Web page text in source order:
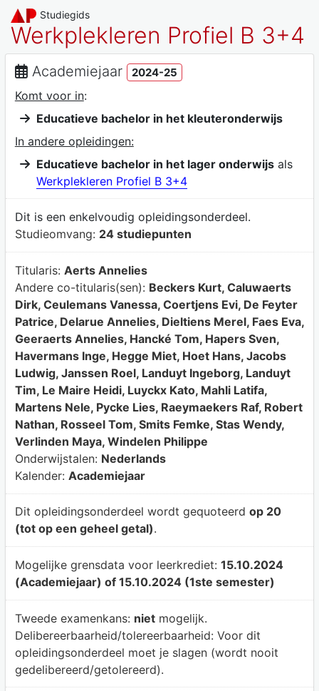
Studiegids
Werkplekleren Profiel B 3+4
Academiejaar 2024-25
Komt voor in:
Educatieve bachelor in het kleuteronderwijs
In andere opleidingen:
Educatieve bachelor in het lager onderwijsals
Werkplekleren Profiel B 3+4
Dit is een enkelvoudig opleidingsonderdeel.
Studieomvang: 24 studiepunten
Titularis: Aerts Annelies
Andere co-titularis(sen): Beckers Kurt, Caluwaerts
Dirk, Ceulemans Vanessa, Coertjens Evi, De Feyter
Patrice, Delarue Annelies, Dieltiens Merel, Faes Eva,
Geeraerts Annelies, Hancké Tom, Hapers Sven,
Havermans Inge, Hegge Miet, Hoet Hans, Jacobs
Ludwig, Janssen Roel, Landuyt Ingeborg, Landuyt
Tim, Le Maire Heidi, Luyckx Kato, Mahli Latifa,
Martens Nele, Pycke Lies, Raeymaekers Raf, Robert
Nathan, Rosseel Tom, Smits Femke, Stas Wendy,
Verlinden Maya, Windelen Philippe
Onderwijstalen: Nederlands
Kalender: Academiejaar
Dit opleidingsonderdeel wordt gequoteerd op 20
(tot op een geheel getal).
Mogelijke grensdata voor leerkrediet: 15.10.2024
(Academiejaar) of 15.10.2024 (1ste semester)
Tweede examenkans: nietmogelijk.
Delibereerbaarheid/tolereerbaarheid: Voor dit
opleidingsonderdeel moet je slagen (wordt nooit
gedelibereerd/getolereerd).